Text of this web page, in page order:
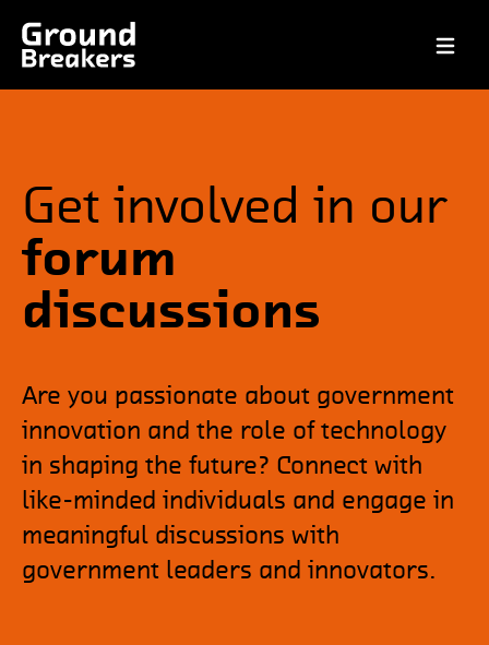
Open
Get involved in our
forum
discussions
Are you passionate about government
innovation and the role of technology
in shaping the future? Connect with
like-minded individuals and engage in
meaningful discussions with
government leaders and innovators.